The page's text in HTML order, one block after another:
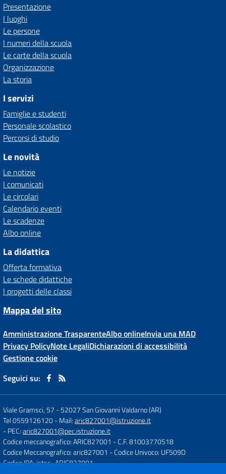
Presentazione
I luoghi
Le persone
I numeri della scuola
Le carte della scuola
Organizzazione
La storia
I servizi
Famiglie e studenti
Personale scolastico
Percorsi di studio
Le novità
Le notizie
I comunicati
Le circolari
Calendario eventi
Le scadenze
Albo online
La didattica
Offerta formativa
Le schede didattiche
I progetti delle classi
Mappa del sito
Amministrazione TrasparenteAlbo onlineInvia una MAD
Privacy PolicyNote LegaliDichiarazioni di accessibilità
Gestione cookie
Seguici su:
Viale Gramsci, 57 -52027 San Giovanni Valdarno (AR)
Tel 0559126120- Mail:aric827001@istruzione.it
- PEC:aric827001@pec.istruzione.it
Codice meccanografico: ARIC827001 - C.F. 81003770518
Codice Meccanografico: aric827001 - Codice Univoco: UF509D
Codice IPA: istsc_ARIC827001